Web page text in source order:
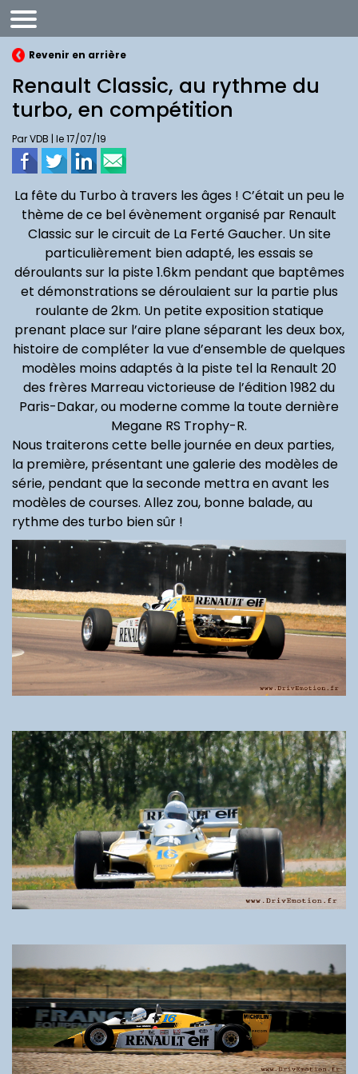
motion
(...)
Renault Clio VI
hybride, le
changement (...)
Citroën
SpaceTourer,
Revenir en arrière
Renault Classic, au rythme du
turbo, en compétition
Par VDB | le 17/07/19
La fête du Turbo à travers les âges ! C’était un peu le
thème de ce bel évènement organisé par Renault
Classic sur le circuit de La Ferté Gaucher. Un site
particulièrement bien adapté, les essais se
déroulants sur la piste 1.6km pendant que baptêmes
et démonstrations se déroulaient sur la partie plus
roulante de 2km. Un petite exposition statique
prenant place sur l’aire plane séparant les deux box,
histoire de compléter la vue d’ensemble de quelques
modèles moins adaptés à la piste tel la Renault 20
des frères Marreau victorieuse de l’édition 1982 du
Paris-Dakar, ou moderne comme la toute dernière
Megane RS Trophy-R.
Nous traiterons cette belle journée en deux parties,
la première, présentant une galerie des modèles de
série, pendant que la seconde mettra en avant les
modèles de courses. Allez zou, bonne balade, au
rythme des turbo bien sûr !